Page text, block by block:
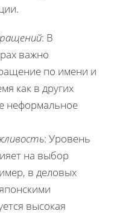
: В
важно
по имени и
как в других
неформальное
: Уровень
на выбор
в деловых
высокая